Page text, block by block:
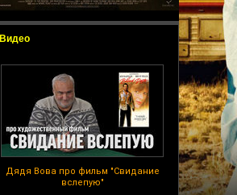
Видео
Дядя Вова про фильм "Свидание
вслепую"